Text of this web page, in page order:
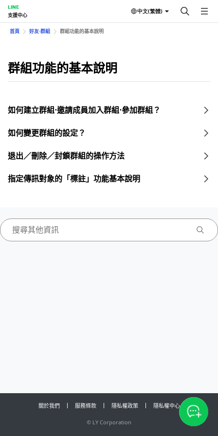
LINE
支援中心
中文(繁體)
首頁 好友⋅群組 群組功能的基本說明
群組功能的基本說明
如何建立群組⋅邀請成員加入群組⋅參加群組？
如何變更群組的設定？
退出／刪除／封鎖群組的操作方法
指定傳訊對象的「標註」功能基本說明
關於我們 服務條款 隱私權政策 隱私權中心
© LY Corporation